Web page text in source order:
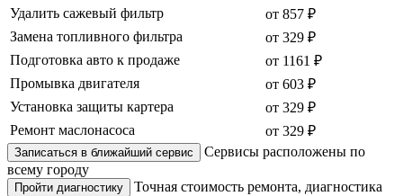
Удалить сажевый фильтр
от 857 ₽
Замена топливного фильтра
от 329 ₽
Подготовка авто к продаже
от 1161 ₽
Промывка двигателя
от 603 ₽
Установка защиты картера
от 329 ₽
Ремонт маслонасоса
от 329 ₽
Записаться в ближайший сервис
Сервисы расположены по
всему городу
Пройти диагностику
Точная стоимость ремонта, диагностика